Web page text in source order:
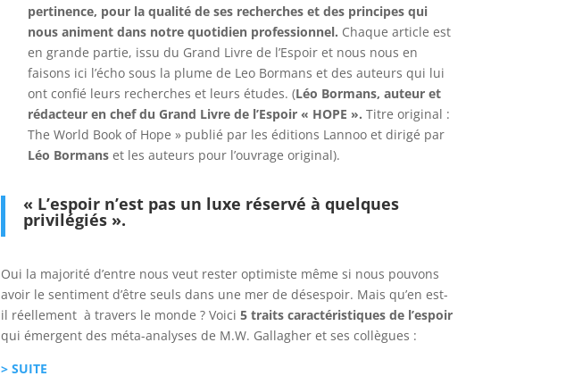
pertinence, pour la qualité de ses recherches et des principes qui
nous animent dans notre quotidien professionnel. Chaque article est
en grande partie, issu du Grand Livre de l’Espoir et nous nous en
faisons ici l’écho sous la plume de Leo Bormans et des auteurs qui lui
ont confié leurs recherches et leurs études. (Léo Bormans, auteur et
rédacteur en chef du Grand Livre de l’Espoir « HOPE ». Titre original :
The World Book of Hope » publié par les éditions Lannoo et dirigé par
Léo Bormanset les auteurs pour l’ouvrage original).
« L’espoir n’est pas un luxe réservé à quelques
privilégiés».
Oui la majorité d’entre nous veut rester optimiste même si nous pouvons
avoir le sentiment d’être seuls dans une mer de désespoir. Mais qu’en est-
il réellement à travers le monde ? Voici 5 traits caractéristiques de l’espoir
qui émergent des méta-analyses de M.W. Gallagher et ses collègues :
> SUITE